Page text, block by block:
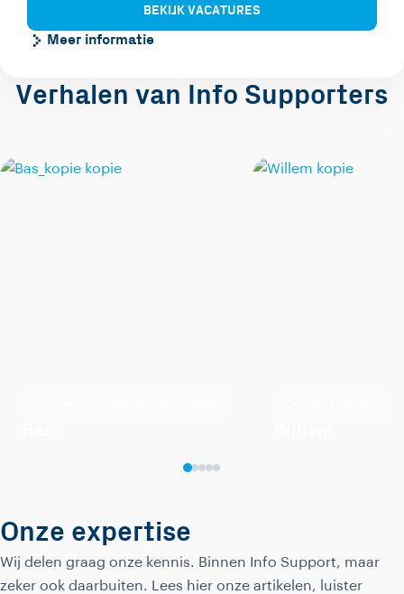
BEKIJK VACATURES
Meer informatie
Verhalen van Info Supporters
Onze expertise
Wij delen graag onze kennis. Binnen Info Support, maar
zeker ook daarbuiten. Lees hier onze artikelen, luister